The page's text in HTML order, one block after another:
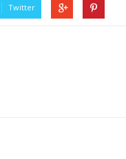
Twitter